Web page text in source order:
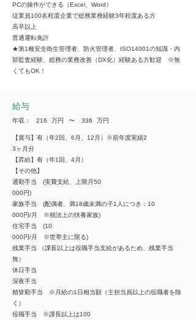
PCの操作ができる（Excel、Word）
従業員100名程度企業で総務業務経験3年程度ある方
高卒以上
普通運転免許
★第1種安全衛生管理者、防火管理者、ISO14001の知識・内
部監査経験、総務の業務改善（DX化）経験ある方歓迎 ※無
くてもOK！
給与
年収： 216 万円 ​〜 336 万円
【賞与】有（年2回、6月、12月）※前年度実績2
3ヶ月分
【昇給】有（年1回、4月）
【その他】
通勤手当 (実費支給、上限月50
000円)
家族手当 (配偶者、満18歳未満の子1人につき：10
000円/月 ※税法上の扶養家族)
住宅手当 (10
000円/月 ※世帯主に限る)
残業手当 （課長以上は役職手当支給があるため、残業手当
無）
休日手当
深夜手当
精皆勤手当 ※月給の1日相当額（主担当員以上の役職者を除
く）
役職手当 ※課長以上は100